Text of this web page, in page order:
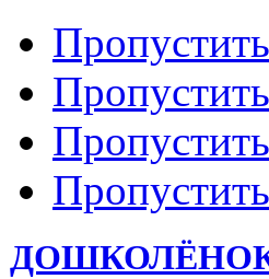
ДОШКОЛЁНОК -